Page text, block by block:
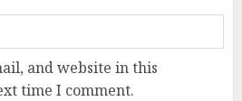
and website in this
time I comment.